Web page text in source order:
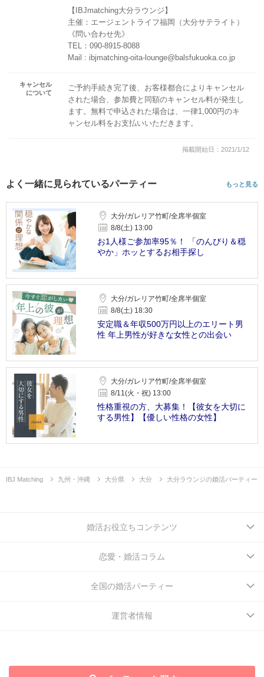
【IBJmatching大分ラウンジ】
主催：エージェントライフ福岡（大分サテライト）
《問い合わせ先》
TEL：090-8915-8088
Mail : ibjmatching-oita-lounge@balsfukuoka.co.jp
キャンセル
について
ご予約手続き完了後、お客様都合によりキャンセル
された場合、参加費と同額のキャンセル料が発生し
ます。無料で申込された場合は、一律1,000円のキ
ャンセル料をお支払いいただきます。
掲載開始日：2021/1/12
よく一緒に見られているパーティー もっと見る
大分/ガレリア竹町/全席半個室
8/8(土) 13:00
お1人様ご参加率95％！ 「のんびり＆穏
やか」ホッとするお相手探し
大分/ガレリア竹町/全席半個室
8/8(土) 18:30
安定職＆年収500万円以上のエリート男
性 年上男性が好きな女性との出会い
大分/ガレリア竹町/全席半個室
8/11(火・祝) 13:00
性格重視の方、大募集！【彼女を大切に
する男性】【優しい性格の女性】
IBJ Matching 九州・沖縄 大分県 大分 大分ラウンジの婚活パーティー
婚活お役立ちコンテンツ
恋愛・婚活コラム
全国の婚活パーティー
運営者情報